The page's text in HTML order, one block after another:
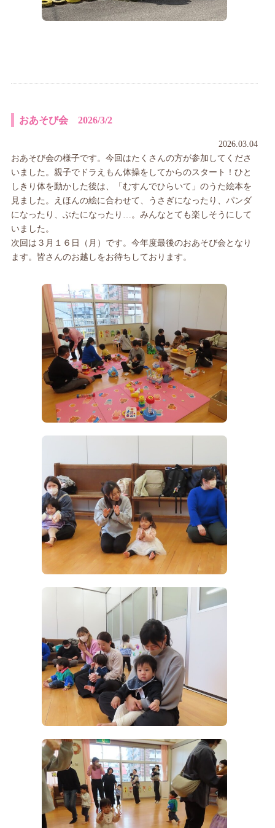
おあそび会 2026/3/2
2026.03.04
おあそび会の様子です。今回はたくさんの方が参加してくださ
いました。親子でドラえもん体操をしてからのスタート！ひと
しきり体を動かした後は、「むすんでひらいて」のうた絵本を
見ました。えほんの絵に合わせて、うさぎになったり、パンダ
になったり、ぶたになったり…。みんなとても楽しそうにして
いました。
次回は３月１６日（月）です。今年度最後のおあそび会となり
ます。皆さんのお越しをお待ちしております。